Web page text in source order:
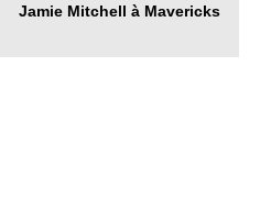
Jamie Mitchell à Mavericks